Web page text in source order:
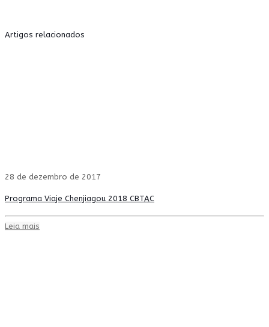
Artigos relacionados
28 de dezembro de 2017
Programa Viaje Chenjiagou 2018 CBTAC
Leia mais